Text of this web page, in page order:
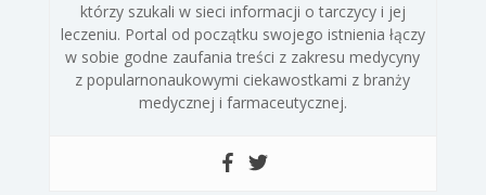
którzy szukali w sieci informacji o tarczycy i jej
leczeniu. Portal od początku swojego istnienia łączy
w sobie godne zaufania treści z zakresu medycyny
z popularnonaukowymi ciekawostkami z branży
medycznej i farmaceutycznej.